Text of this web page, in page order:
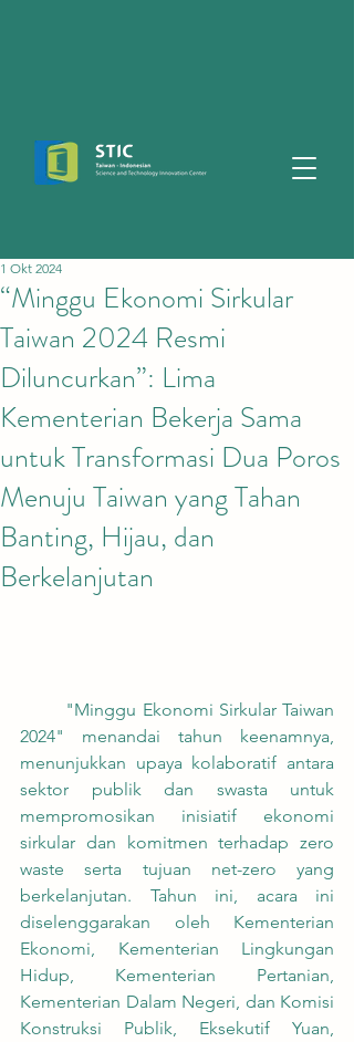
“Minggu Ekonomi Sirkular
Taiwan 2024 Resmi
Diluncurkan”: Lima
Kementerian Bekerja Sama
untuk Transformasi Dua Poros
Menuju Taiwan yang Tahan
Banting, Hijau, dan
Berkelanjutan
1 Okt 2024
2024" menandai tahun keenamnya,
menunjukkan upaya kolaboratif antara
sektor publik dan swasta untuk
mempromosikan inisiatif ekonomi
sirkular dan komitmen terhadap zero
waste serta tujuan net-zero yang
berkelanjutan. Tahun ini, acara ini
diselenggarakan oleh Kementerian
Ekonomi, Kementerian Lingkungan
Hidup, Kementerian Pertanian,
Kementerian Dalam Negeri, dan Komisi
Konstruksi Publik, Eksekutif Yuan,